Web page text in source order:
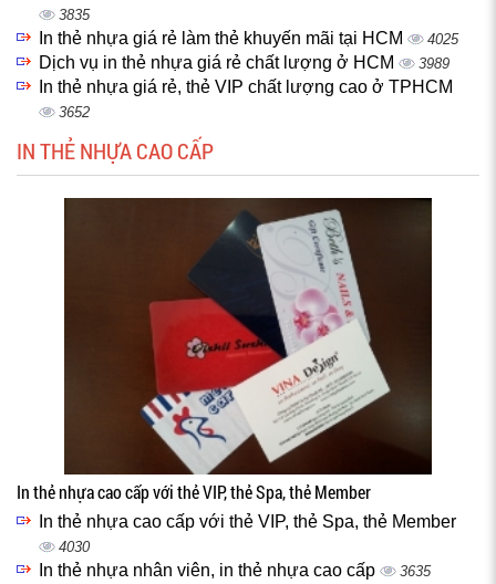
3835
In thẻ nhựa giá rẻ làm thẻ khuyến mãi tại HCM 4025
Dịch vụ in thẻ nhựa giá rẻ chất lượng ở HCM 3989
In thẻ nhựa giá rẻ, thẻ VIP chất lượng cao ở TPHCM
3652
IN THẺ NHỰA CAO CẤP
In thẻ nhựa cao cấp với thẻ VIP, thẻ Spa, thẻ Member
In thẻ nhựa cao cấp với thẻ VIP, thẻ Spa, thẻ Member
4030
In thẻ nhựa nhân viên, in thẻ nhựa cao cấp 3635